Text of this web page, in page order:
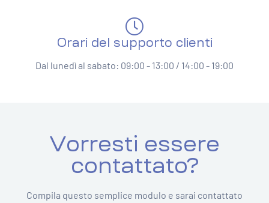
Orari del supporto clienti
Dal lunedì al sabato: 09:00 - 13:00 / 14:00 - 19:00
Vorresti essere
contattato?
Compila questo semplice modulo e sarai contattato